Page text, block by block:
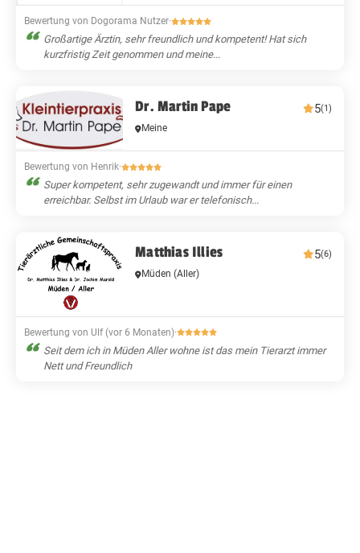
Bewertung von Dogorama Nutzer·
Großartige Ärztin, sehr freundlich und kompetent! Hat sich
kurzfristig Zeit genommen und meine...
Dr. Martin Pape 5(1)
Meine
Bewertung von Henrik·
Super kompetent, sehr zugewandt und immer für einen
erreichbar. Selbst im Urlaub war er telefonisch...
Matthias Illies 5(6)
Müden (Aller)
Bewertung von Ulf (vor 6 Monaten)·
Seit dem ich in Müden Aller wohne ist das mein Tierarzt immer
Nett und Freundlich